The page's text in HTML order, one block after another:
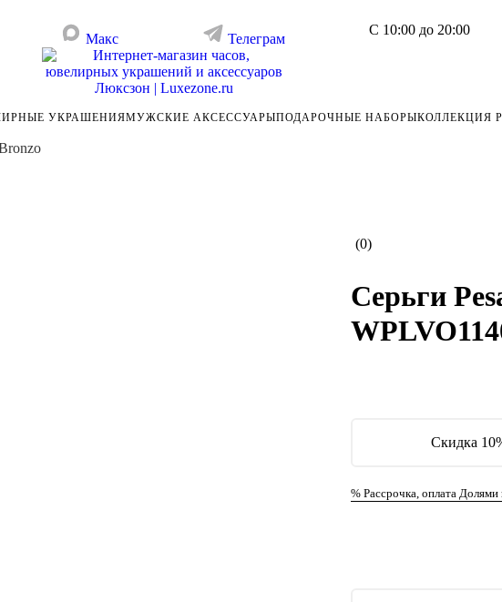
Макс Телеграм
С 10:00 до 20:00
УКРАШЕНИЯМУЖСКИЕ АКСЕССУАРЫПОДАРОЧНЫЕ НАБОРЫКОЛЛЕКЦИЯ
(0)
Скидка
% Рассрочка, оплата
Серьги